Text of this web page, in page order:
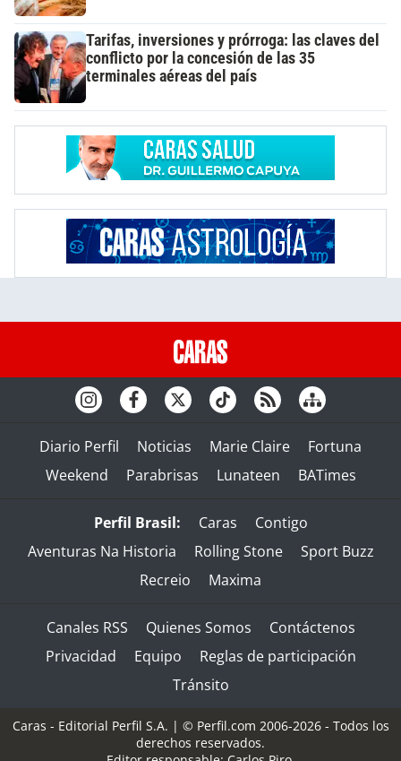
Tarifas, inversiones y prórroga: las claves del
conflicto por la concesión de las 35
terminales aéreas del país
Diario Perfil Noticias Marie Claire
Fortuna
Weekend
Parabrisas Lunateen BATimes
Perfil Brasil: Caras
Contigo
Aventuras Na Historia
Rolling Stone
Sport Buzz
Recreio
Maxima
Canales RSS Quienes Somos
Contáctenos
Privacidad
Equipo
Reglas de participación
Tránsito
Caras - Editorial Perfil S.A. | © Perfil.com 2006-2026 - Todos los
derechos reservados.